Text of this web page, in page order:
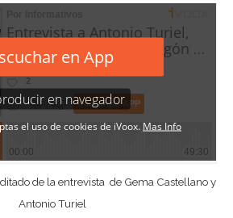
de la entrevista de Gema Castellano y
Antonio Turiel